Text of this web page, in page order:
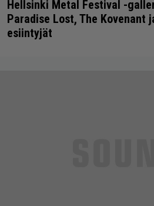
Hellsinki Metal Festival -
Paradise Lost, The Kovenant
esiintyjät